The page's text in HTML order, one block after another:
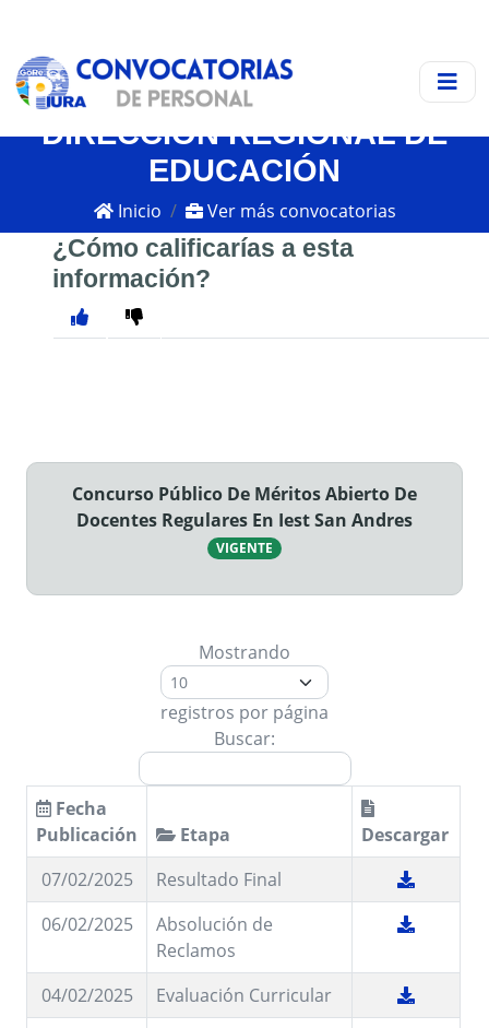
DIRECCIÓN REGIONAL DE
EDUCACIÓN
Inicio Ver más convocatorias
¿Cómo calificarías a esta
información?
Concurso Público De Méritos Abierto De
Docentes Regulares En Iest San Andres
VIGENTE
Mostrando
registros por página
Buscar:
Fecha
Publicación
Etapa
Descargar
07/02/2025
Resultado Final
06/02/2025
Absolución de
Reclamos
04/02/2025
Evaluación Curricular